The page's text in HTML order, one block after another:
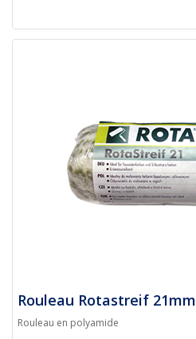
Rouleau Rotastreif 21mm
Rouleau en polyamide